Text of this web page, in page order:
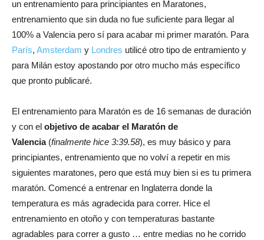
un entrenamiento para principiantes en Maratones,
entrenamiento que sin duda no fue suficiente para llegar al
100% a Valencia pero sí para acabar mi primer maratón. Para
París, Amsterdam y Londres utilicé otro tipo de entramiento y
para Milán estoy apostando por otro mucho más específico
que pronto publicaré.
El entrenamiento para Maratón es de 16 semanas de duración
y con el objetivo de acabar el Maratón de
Valencia (finalmente hice 3:39.58), es muy básico y para
principiantes, entrenamiento que no volví a repetir en mis
siguientes maratones, pero que está muy bien si es tu primera
maratón. Comencé a entrenar en Inglaterra donde la
temperatura es más agradecida para correr. Hice el
entrenamiento en otoño y con temperaturas bastante
agradables para correr a gusto … entre medias no he corrido